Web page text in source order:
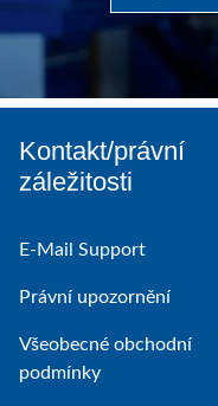
Kontakt/právní
záležitosti
E-Mail Support
Právní upozornění
Všeobecné obchodní
podmínky